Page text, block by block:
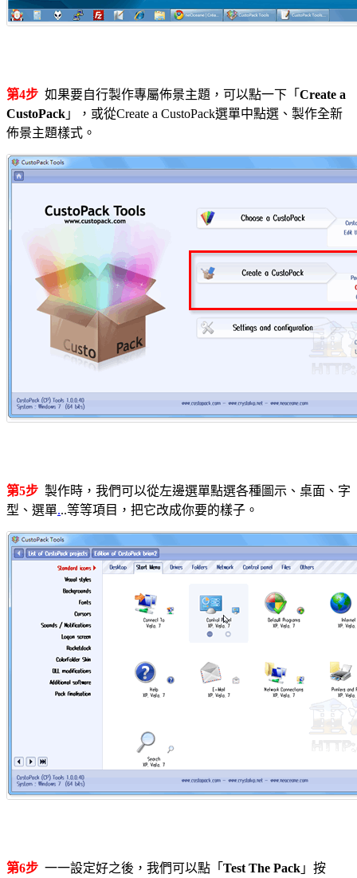
第4步 如果要自行製作專屬佈景主題，可以點一下「 Create a
CustoPack 」，或從Create a CustoPack選單中點選、製作全新
佈景主題樣式。
第5步 製作時，我們可以從左邊選單點選各種圖示、桌面、字
型、選單...等等項目，把它改成你要的樣子。
第6步 一一設定好之後，我們可以點「 Test The Pack 」按